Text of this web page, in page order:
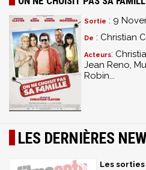
Sortie : 9
De : Christian
Acteurs:
Jean Reno,
Robin...
LES DERNIÈRES
Les sorties